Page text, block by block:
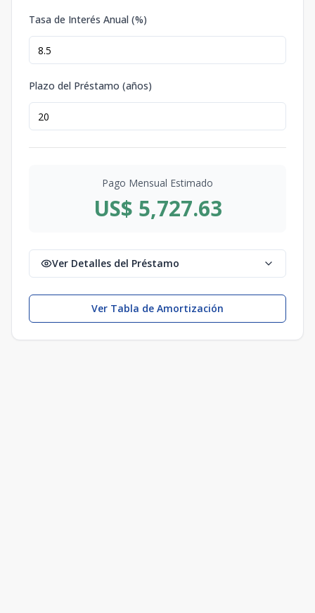
Tasa de Interés Anual (%)
Plazo del Préstamo (años)
Pago Mensual Estimado
US$ 5,727.63
Ver Detalles del Préstamo
Ver Tabla de Amortización